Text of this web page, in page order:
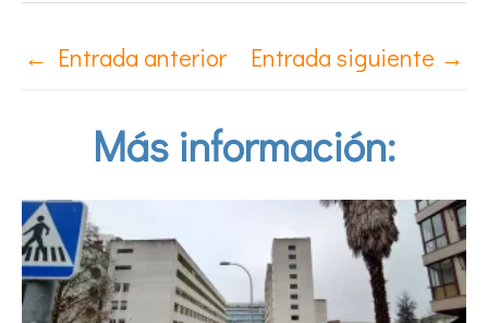
← Entrada anterior Entrada siguiente →
Más información: